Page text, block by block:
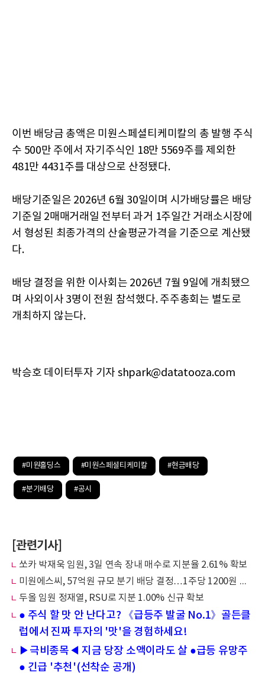
이번 배당금 총액은 미원스페셜티케미칼의 총 발행 주식
수 500만 주에서 자기주식인 18만 5569주를 제외한
481만 4431주를 대상으로 산정됐다.
배당기준일은 2026년 6월 30일이며 시가배당률은 배당
기준일 2매매거래일 전부터 과거 1주일간 거래소시장에
서 형성된 최종가격의 산술평균가격을 기준으로 계산됐
다.
배당 결정을 위한 이사회는 2026년 7월 9일에 개최됐으
며 사외이사 3명이 전원 참석했다. 주주총회는 별도로
개최하지 않는다.
박승호 데이터투자 기자 shpark@datatooza.com
#미원홀딩스 #미원스페셜티케미칼 #현금배당
#분기배당 #공시
[관련기사]
쏘카 박재욱 임원, 3일 연속 장내 매수로 지분율 2.61% 확보
미원에스씨, 57억원 규모 분기 배당 결정…1주당 1200원 현금 지급
두올 임원 정재열, RSU로 지분 1.00% 신규 확보
● 주식 할 맛 안 난다고? 《급등주 발굴 No.1》골든클
럽에서 진짜 투자의 '맛'을 경험하세요!
▶극비종목◀ 지금 당장 소액이라도 살 ●급등 유망주
● 긴급 '추천'(선착순 공개)